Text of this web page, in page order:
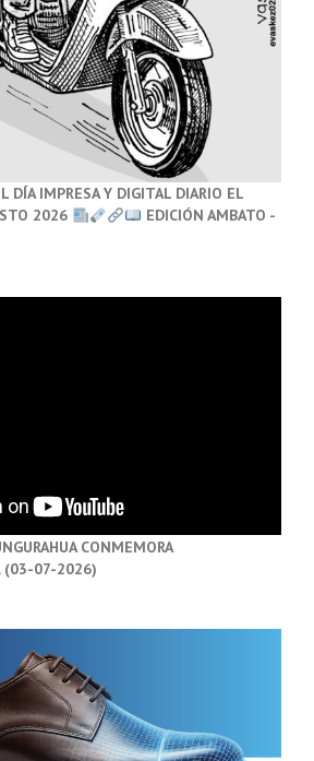
DÍA IMPRESA Y DIGITAL DIARIO EL
2026
EDICIÓN AMBATO -
CONMEMORA
(03-07-2026)